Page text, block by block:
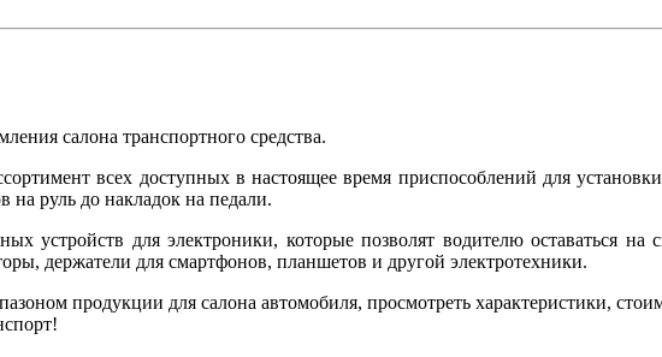
салона транспортного средства.
всех доступных в настоящее время приспособлений для
на руль до накладок на педали.
устройств для электроники, которые позволят водителю оставаться
держатели для смартфонов, планшетов и другой электротехники.
продукции для салона автомобиля, просмотреть характеристики,